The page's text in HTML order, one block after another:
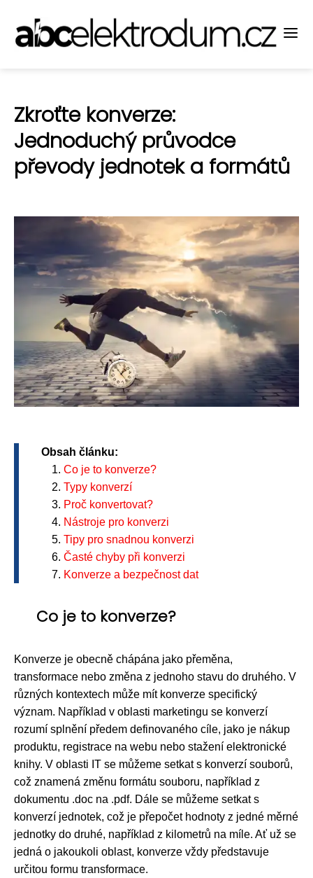
Zkroťte konverze:
Jednoduchý průvodce
převody jednotek a formátů
Obsah článku:
Co je to konverze?
Typy konverzí
Proč konvertovat?
Nástroje pro konverzi
Tipy pro snadnou konverzi
Časté chyby při konverzi
Konverze a bezpečnost dat
Co je to konverze?
Konverze je obecně chápána jako přeměna,
transformace nebo změna z jednoho stavu do druhého. V
různých kontextech může mít konverze specifický
význam. Například v oblasti marketingu se konverzí
rozumí splnění předem definovaného cíle, jako je nákup
produktu, registrace na webu nebo stažení elektronické
knihy. V oblasti IT se můžeme setkat s konverzí souborů,
což znamená změnu formátu souboru, například z
dokumentu .doc na .pdf. Dále se můžeme setkat s
konverzí jednotek, což je přepočet hodnoty z jedné měrné
jednotky do druhé, například z kilometrů na míle. Ať už se
jedná o jakoukoli oblast, konverze vždy představuje
určitou formu transformace.